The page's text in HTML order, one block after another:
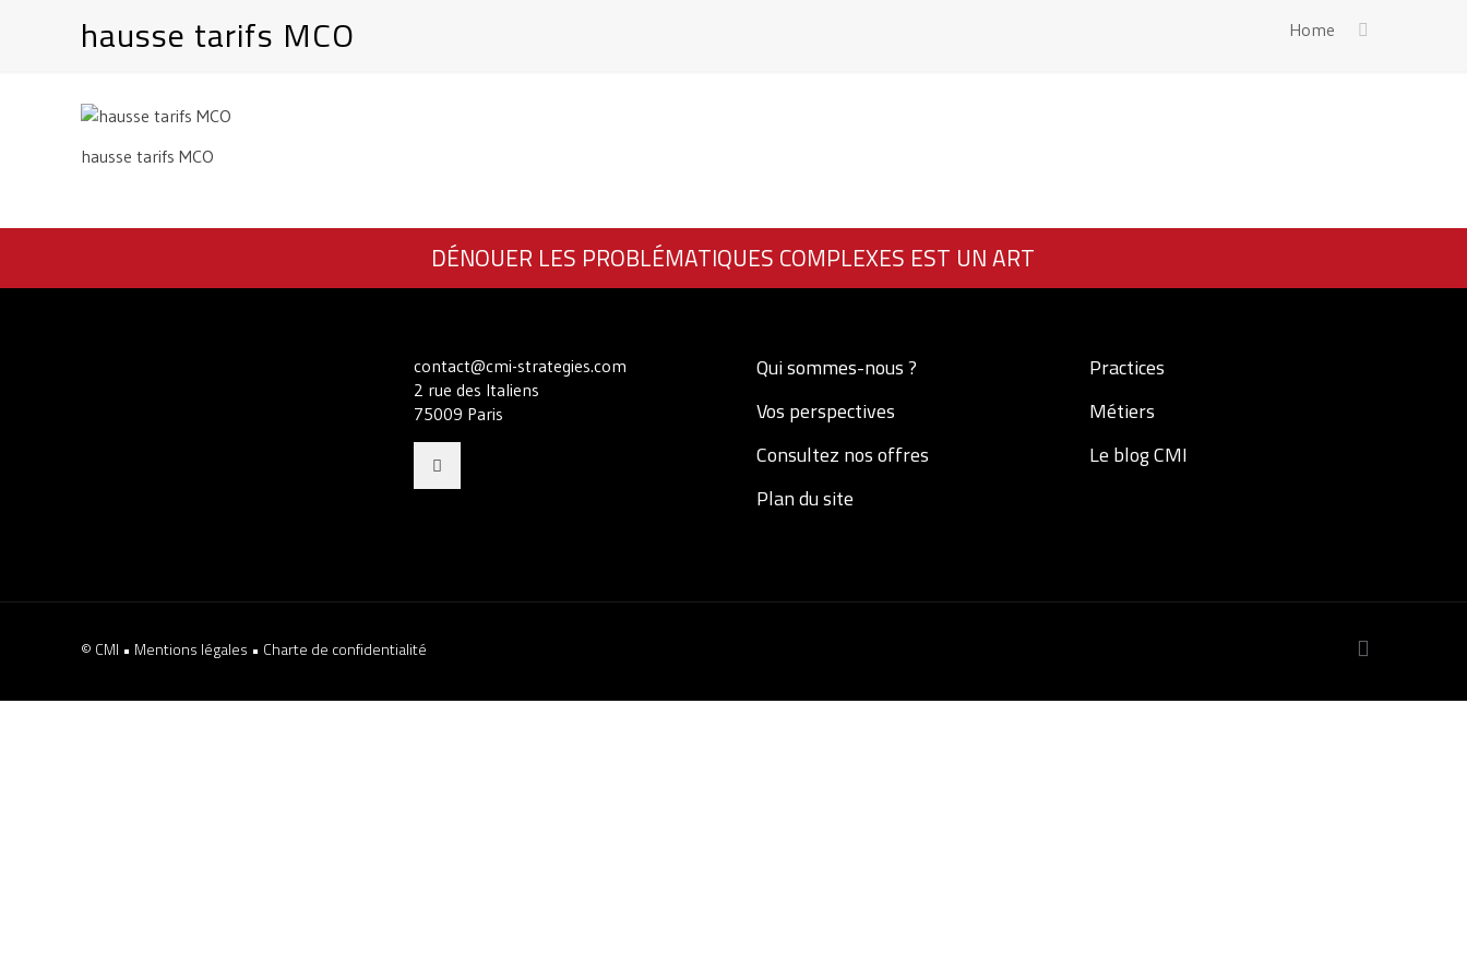
hausse tarifs MCO Home
hausse tarifs MCO
DÉNOUER LES PROBLÉMATIQUES COMPLEXES EST UN ART
contact@cmi-strategies.com
2 rue des Italiens
75009 Paris
Qui sommes-nous ?
Vos perspectives
Consultez nos offres
Plan du site
Practices
Métiers
Le blog CMI
© CMI • Mentions légales • Charte de confidentialité